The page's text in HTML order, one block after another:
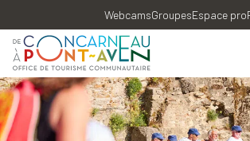
WebcamsGroupesEspace pro